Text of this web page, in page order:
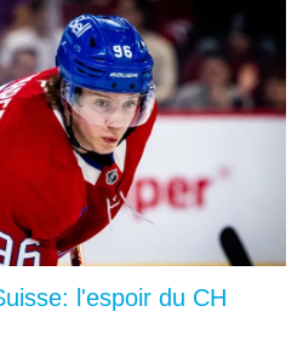
l'espoir du CH